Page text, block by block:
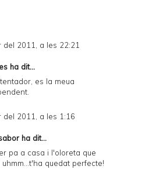
del 2011, a les 22:21
ha dit...
es la meua
del 2011, a les 1:16
ha dit...
pa a casa i l'oloreta que
quedat perfecte!